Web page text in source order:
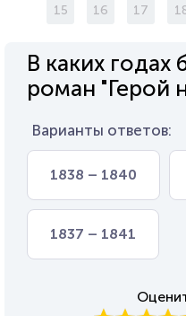
15 16 17
В каких годах
роман "Герой
Варианты ответов:
1838 – 1840
1837 – 1841